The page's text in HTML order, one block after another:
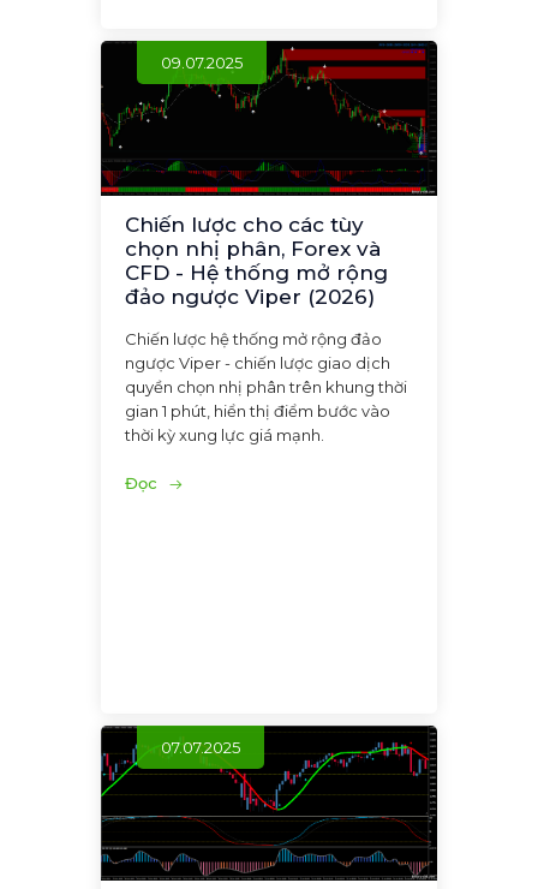
09.07.2025
Chiến lược cho các tùy
chọn nhị phân, Forex và
CFD - Hệ thống mở rộng
đảo ngược Viper (2026)
Chiến lược hệ thống mở rộng đảo
ngược Viper - chiến lược giao dịch
quyền chọn nhị phân trên khung thời
gian 1 phút, hiển thị điểm bước vào
thời kỳ xung lực giá mạnh.
Đọc
07.07.2025